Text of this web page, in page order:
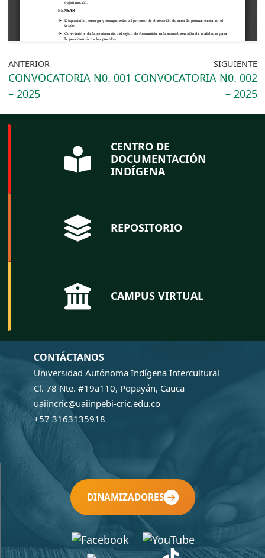
ANTERIOR
CONVOCATORIA N0. 001
– 2025
SIGUIENTE
CONVOCATORIA N0. 002
– 2025
CENTRO DE
DOCUMENTACIÓN
INDÍGENA
REPOSITORIO
CAMPUS VIRTUAL
CONTÁCTANOS
Universidad Autónoma Indígena Intercultural
Cl. 78 Nte. #19a110, Popayán, Cauca
uaiincric@uaiinpebi-cric.edu.co
+57 3163135918
DINAMIZADORES